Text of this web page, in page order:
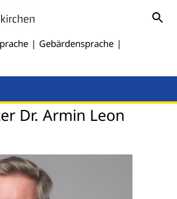
| Gebärdensprache |
Dr. Armin Leon